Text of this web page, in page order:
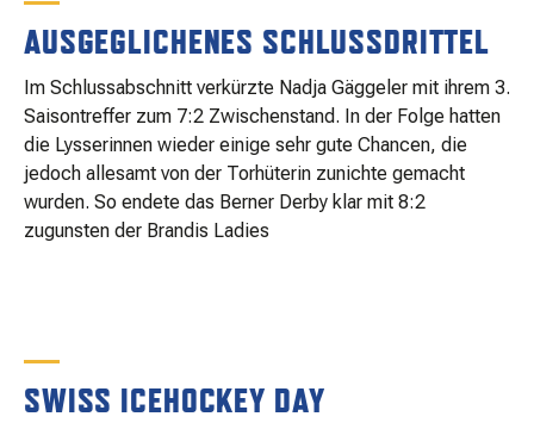
AUSGEGLICHENES SCHLUSSDRITTEL
Im Schlussabschnitt verkürzte Nadja Gäggeler mit ihrem 3.
Saisontreffer zum 7:2 Zwischenstand. In der Folge hatten
die Lysserinnen wieder einige sehr gute Chancen, die
jedoch allesamt von der Torhüterin zunichte gemacht
wurden. So endete das Berner Derby klar mit 8:2
zugunsten der Brandis Ladies
SWISS ICEHOCKEY DAY